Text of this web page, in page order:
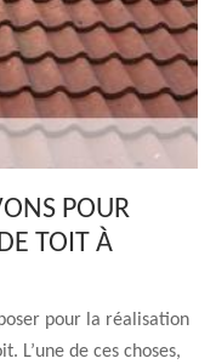
POUR
TOIT À
pour la réalisation
L’une de ces choses,